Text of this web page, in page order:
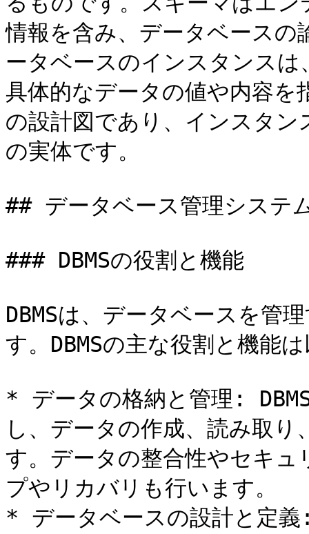
情報を含み、データベースの
ータベースのインスタンス
具体的なデータの値や内容
の設計図であり、インスタ
の実体です。
## データベース管理システ
### DBMSの役割と機能
DBMSは、データベースを管
す。DBMSの主な役割と機能
* データの格納と管理:
し、データの作成、読み取
す。データの整合性やセキ
プやリカバリも行います。
* データベースの設計と定義